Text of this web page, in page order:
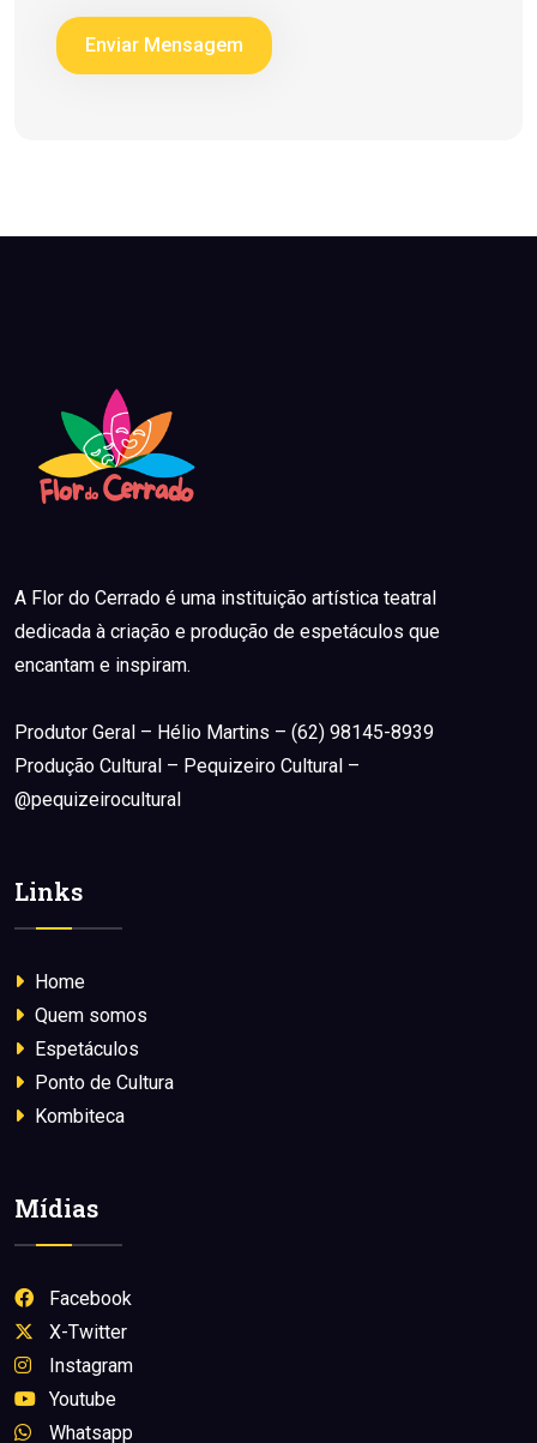
A Flor do Cerrado é uma instituição artística teatral
dedicada à criação e produção de espetáculos que
encantam e inspiram.
Produtor Geral – Hélio Martins – (62) 98145-8939
Produção Cultural – Pequizeiro Cultural –
@pequizeirocultural
Links
Home
Quem somos
Espetáculos
Ponto de Cultura
Kombiteca
Mídias
Facebook
X-Twitter
Instagram
Youtube
Whatsapp